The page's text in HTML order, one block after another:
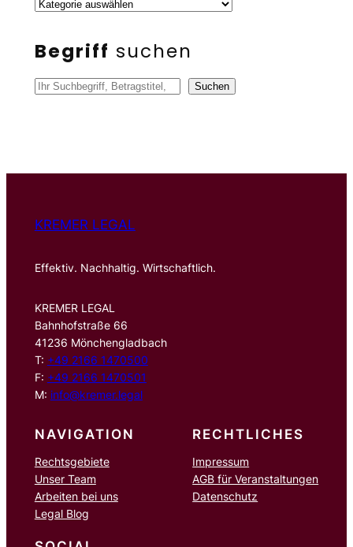
Begriff suchen
S
n
Suchen
KREMER LEGAL
Effektiv. Nachhaltig. Wirtschaftlich.
KREMER LEGAL
Bahnhofstraße 66
41236 Mönchengladbach
T: +49 2166 1470500
F: +49 2166 1470501
M: info@kremer.legal
NAVIGATION
Rechtsgebiete
Unser Team
Arbeiten bei uns
Legal Blog
RECHTLICHES
Impressum
AGB für Veranstaltungen
Datenschutz